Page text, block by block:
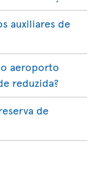
auxiliares de
aeroporto
reduzida?
de